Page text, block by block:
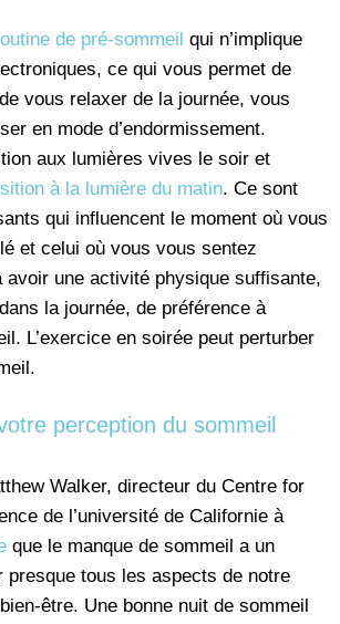
de pré-sommeil qui n’implique
ce qui vous permet de
vous relaxer de la journée, vous
en mode d’endormissement.
aux lumières vives le soir et
à la lumière du matin. Ce sont
qui influencent le moment où vous
et celui où vous vous sentez
avoir une activité physique suffisante,
la journée, de préférence à
L’exercice en soirée peut perturber
perception du sommeil
Walker, directeur du Centre for
de l’université de Californie à
que le manque de sommeil a un
presque tous les aspects de notre
être. Une bonne nuit de sommeil